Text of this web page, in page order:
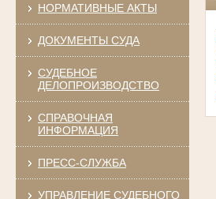
НОРМАТИВНЫЕ АКТЫ
ДОКУМЕНТЫ СУДА
СУДЕБНОЕ
ДЕЛОПРОИЗВОДСТВО
СПРАВОЧНАЯ
ИНФОРМАЦИЯ
ПРЕСС-СЛУЖБА
УПРАВЛЕНИЕ СУДЕБНОГО